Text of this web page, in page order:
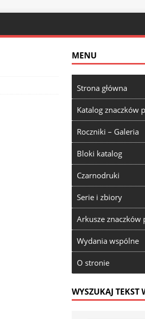
MENU
Strona główna
Katalog znaczków
Roczniki – Galeria
Bloki katalog
Czarnodruki
Serie i zbiory
Arkusze znaczków
Wydania wspólne
O stronie
WYSZUKAJ TEKST